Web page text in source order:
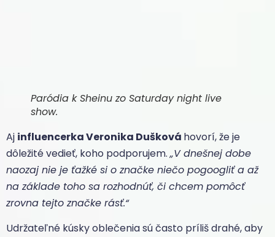
Paródia k Sheinu zo Saturday night live
show.
Aj influencerka Veronika Dušková hovorí, že je
dôležité vedieť, koho podporujem.„V dnešnej dobe
naozaj nie je ťažké si o značke niečo pogoogliť a až
na základe toho sa rozhodnúť, či chcem pomôcť
zrovna tejto značke rásť.“
Udržateľné kúsky oblečenia sú často príliš drahé, aby